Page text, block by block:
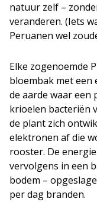
natuur zelf –
veranderen. (Iets
Peruanen wel
Elke zogenoemde
bloembak met
de aarde waar een
krioelen bacteriën
de plant zich
elektronen af die
rooster. De
vervolgens in een
bodem –
per dag branden.